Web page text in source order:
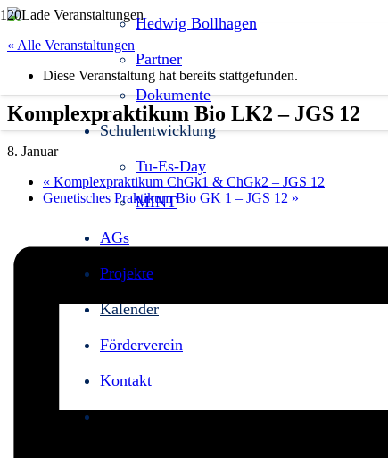
Hedwig Bollhagen
Partner
Dokumente
Schulentwicklung
Tu-Es-Day
MINT
AGs
Projekte
Kalender
Förderverein
Kontakt
« Alle Veranstaltungen
Diese Veranstaltung hat bereits stattgefunden.
Komplexpraktikum Bio LK2 – JGS 12
8. Januar
« Komplexpraktikum ChGk1 & ChGk2 – JGS 12
Genetisches Praktikum Bio GK 1 – JGS 12 »